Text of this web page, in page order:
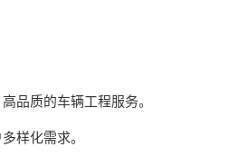
品质的车辆工程服务。
样化需求。